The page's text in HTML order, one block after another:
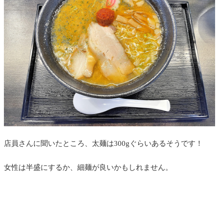
店員さんに聞いたところ、太麺は300gぐらいあるそうです！
女性は半盛にするか、細麺が良いかもしれません。